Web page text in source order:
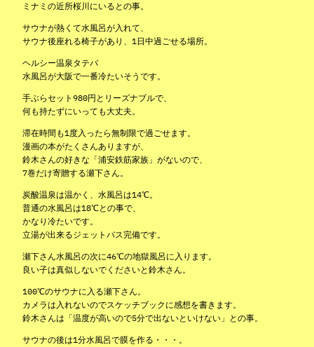
ミナミの近所桜川にいるとの事。
サウナが熱くて水風呂が入れて、
サウナ後座れる椅子があり、1日中過ごせる場所。
ヘルシー温泉タテバ
水風呂が大阪で一番冷たいそうです。
手ぶらセット980円とリーズナブルで、
何も持たずにいっても大丈夫。
滞在時間も1度入ったら無制限で過ごせます。
漫画の本がたくさんありますが、
鈴木さんの好きな「浦安鉄筋家族」がないので、
7巻だけ寄贈する瀬下さん。
炭酸温泉は温かく、水風呂は14℃。
普通の水風呂は18℃との事で、
かなり冷たいです。
立湯が出来るジェットバス完備です。
瀬下さん水風呂の次に46℃の地獄風呂に入ります。
良い子は真似しないでくださいと鈴木さん。
100℃のサウナに入る瀬下さん。
カメラは入れないのでスケッチブックに感想を書きます。
鈴木さんは「温度が高いので5分で出ないといけない」との事。
サウナの後は1分水風呂で膜を作る・・・。